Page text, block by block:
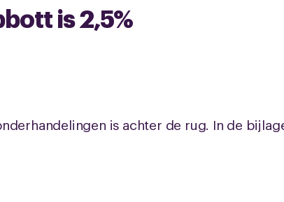
is 2,5%
is achter de rug. In de